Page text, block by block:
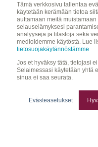
Tämä verkkosivu tallentaa
käytetään kerämään tietoa
auttamaan meitä
selauselämyksesi
analyyseja ja tilastoja sekä
medioidemme käytöstä. Lue
tietosuojakäytännöstämme
Jos et hyväksy tätä, tietojasi
Selaimessasi käytetään yhtä
sinua ei saa seurata.
Evästeasetukset
advisors@sfr-group.com
FO-Nummer 2655360-7
© SFR Advisors Oy
INTEGRITETSPOLICY>
TJÄNSTER